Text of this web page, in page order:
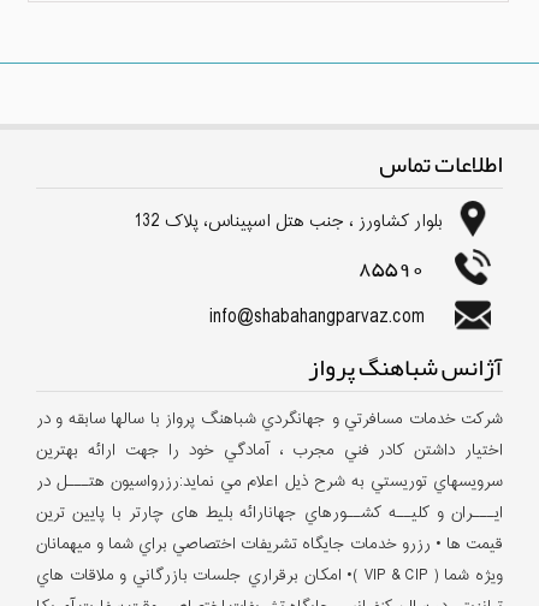
اطلاعات تماس
بلوار كشاورز ، جنب هتل اسپیناس، پلاک 132
85590
info@shabahangparvaz.com
آژانس شباهنگ پرواز
شركت خدمات مسافرتي و جهانگردي شباهنگ پرواز با سالها سابقه و در
اختيار داشتن كادر فني مجرب ، آمادگي خود را جهت ارائه بهترين
سرويسهاي توريستي به شرح ذيل اعلام مي نمايد:رزرواسيون هتـــل در
ايـــران و كليــه كشــورهاي جهانارائه بلیط های چارتر با پایین ترین
قیمت ها • رزرو خدمات جايگاه تشريفات اختصاصي براي شما و ميهمانان
ويژه شما ( VIP & CIP )• امكان برقراري جلسات بازرگاني و ملاقات هاي